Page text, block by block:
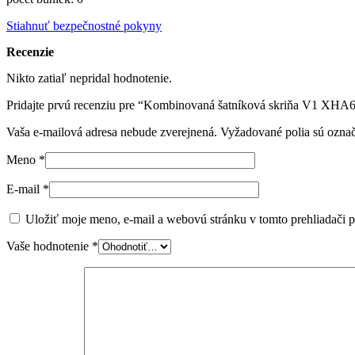
Stiahnuť bezpečnostné pokyny
Recenzie
Nikto zatiaľ nepridal hodnotenie.
Pridajte prvú recenziu pre “Kombinovaná šatníková skriňa V1
Vaša e-mailová adresa nebude zverejnená. Vyžadované polia sú
Meno *
E-mail *
Uložiť moje meno, e-mail a webovú stránku v tomto prehliadači
Vaše hodnotenie *